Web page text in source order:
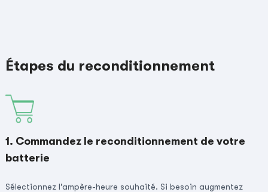
Étapes du reconditionnement
1. Commandez le reconditionnement de votre
batterie
Sélectionnez l’ampère-heure souhaité. Si besoin augmentez